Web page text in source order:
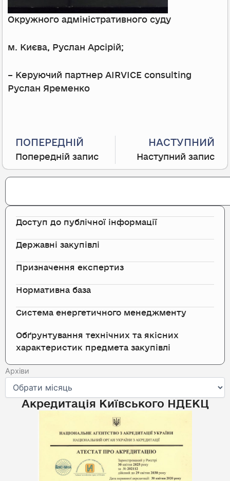
Окружного адміністративного суду
м. Києва, Руслан Арсірій;
– Керуючий партнер AIRVICE consulting
Руслан Яременко
ПОПЕРЕДНІЙ
Попередній запис
НАСТУПНИЙ
Наступний запис
Search
Доступ до публічної інформації
Державні закупівлі
Призначення експертиз
Нормативна база
Система енергетичного менеджменту
Обґрунтування технічних та якісних
характеристик предмета закупівлі
Архіви
Архіви
Акредитація Київського НДЕКЦ